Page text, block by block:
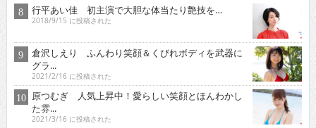
行平あい佳 初主演で大胆な体当たり艶技を…
2018/9/15 に投稿された
倉沢しえり ふんわり笑顔＆くびれボディを武器に
グラ...
2021/2/16 に投稿された
原つむぎ 人気上昇中！愛らしい笑顔とほんわかし
た雰...
2021/3/16 に投稿された